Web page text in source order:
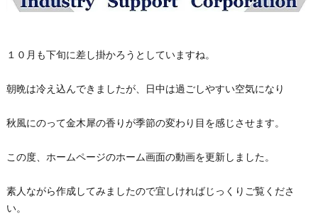
１０月も下旬に差し掛かろうとしていますね。
朝晩は冷え込んできましたが、日中は過ごしやすい空気になり
秋風にのって金木犀の香りが季節の変わり目を感じさせます。
この度、ホームページのホーム画面の動画を更新しました。
素人ながら作成してみましたので宜しければじっくりご覧くださ
い。